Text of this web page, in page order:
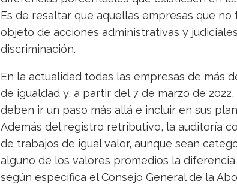
Es de resaltar que aquellas empresas que
objeto de acciones administrativas y
discriminación.
En la actualidad todas las empresas de más
de igualdad y, a partir del 7 de marzo de
deben ir un paso más allá e incluir en sus
Además del registro retributivo, la auditoría
de trabajos de igual valor, aunque sean
alguno de los valores promedios la
según especifica el Consejo General de la